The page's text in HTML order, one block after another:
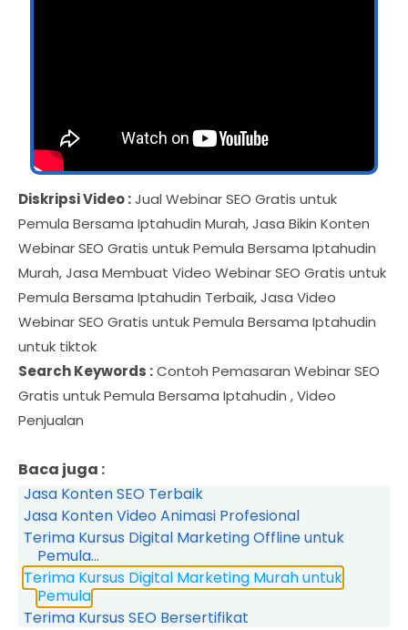
Diskripsi Video :Jual Webinar SEO Gratis untuk
Pemula Bersama Iptahudin Murah, Jasa Bikin Konten
Webinar SEO Gratis untuk Pemula Bersama Iptahudin
Murah, Jasa Membuat Video Webinar SEO Gratis untuk
Pemula Bersama Iptahudin Terbaik, Jasa Video
Webinar SEO Gratis untuk Pemula Bersama Iptahudin
untuk tiktok
Search Keywords :Contoh Pemasaran Webinar SEO
Gratis untuk Pemula Bersama Iptahudin , Video
Penjualan
Baca juga :
Jasa Konten SEO Terbaik
Jasa Konten Video Animasi Profesional
Terima Kursus Digital Marketing Offline untuk
Pemula...
Terima Kursus Digital Marketing Murah untuk
Pemula
Terima Kursus SEO Bersertifikat